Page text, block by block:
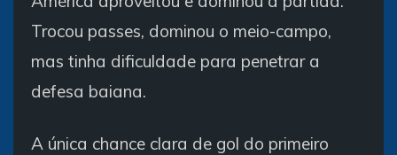
Trocou passes, dominou o meio-campo,
mas tinha dificuldade para penetrar a
defesa baiana.
A única chance clara de gol do primeiro